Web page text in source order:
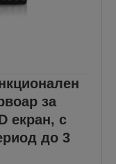
за
екран, с
до 3